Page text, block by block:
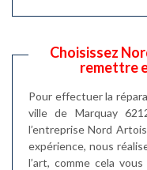
Choisissez
remettre
Pour effectuer la
ville de Marquay
l’entreprise Nord
expérience, nous
l’art, comme cela